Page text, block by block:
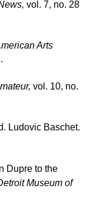
vol. 7, no. 28
Arts
vol. 10, no.
Ludovic Baschet.
Dupre to the
Museum of